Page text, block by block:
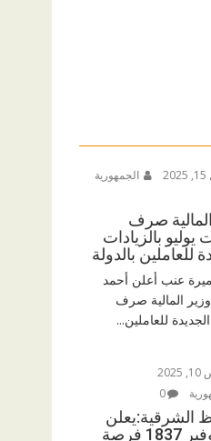
الجمهورية
صرف
يوليو بالزيادات
للعاملين بالدولة
عنب أعلن أحمد
المالية صرف
للعاملين...
0
الشرقية:يعلن
عن توفير 1837 فرصة